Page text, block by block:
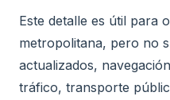
Este detalle es útil para
metropolitana, pero no
actualizados,
tráfico, transporte